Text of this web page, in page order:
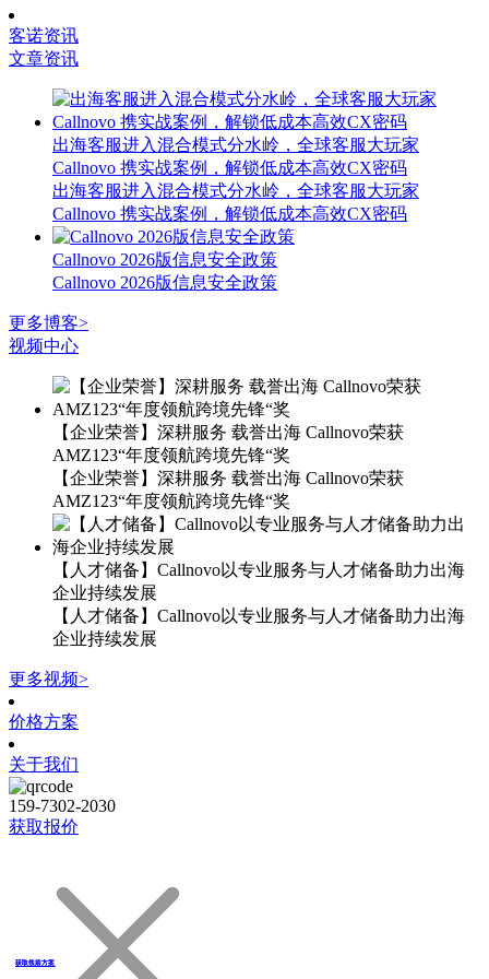
客诺资讯
文章资讯
出海客服进入混合模式分水岭，全球客服大玩家
Callnovo 携实战案例，解锁低成本高效CX密码
出海客服进入混合模式分水岭，全球客服大玩家
Callnovo 携实战案例，解锁低成本高效CX密码
Callnovo 2026版信息安全政策
Callnovo 2026版信息安全政策
更多博客>
视频中心
【企业荣誉】深耕服务 载誉出海 Callnovo荣获
AMZ123“年度领航跨境先锋“奖
【企业荣誉】深耕服务 载誉出海 Callnovo荣获
AMZ123“年度领航跨境先锋“奖
【人才储备】Callnovo以专业服务与人才储备助力出海
企业持续发展
【人才储备】Callnovo以专业服务与人才储备助力出海
企业持续发展
更多视频>
价格方案
关于我们
159-7302-2030
获取报价
获取售前方案
获取售后方案
获取线路方案